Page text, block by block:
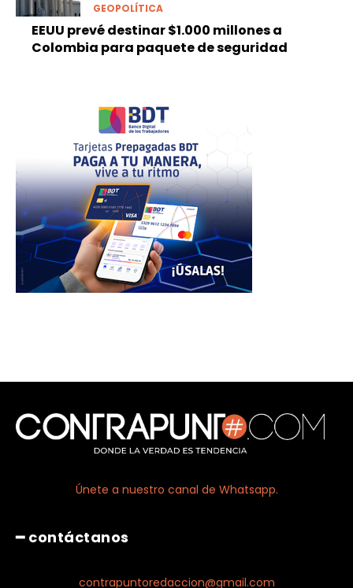
GEOPOLÍTICA
EEUU prevé destinar $1.000 millones a
Colombia para paquete de seguridad
Únete a nuestro canal de Whatsapp.
━ contáctanos
contrapuntoredaccion@gmail.com